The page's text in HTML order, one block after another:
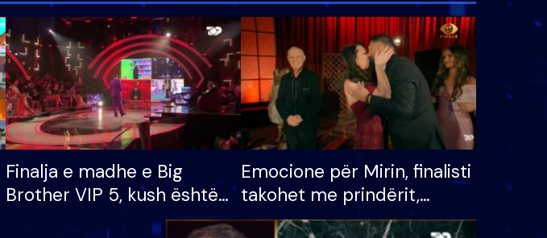
Finalja e madhe e Big
Brother VIP 5, kush është
banori i parë që lë shtëpinë
Emocione për Mirin, finalisti
takohet me prindërit,
vajzën dhe bashkëshorten: